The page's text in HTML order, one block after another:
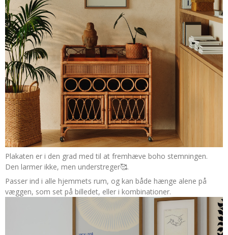
Plakaten er i den grad med til at fremhæve boho stemningen.
Den larmer ikke, men understreger🥰.
Passer ind i alle hjemmets rum, og kan både hænge alene på
væggen, som set på billedet, eller i kombinationer.